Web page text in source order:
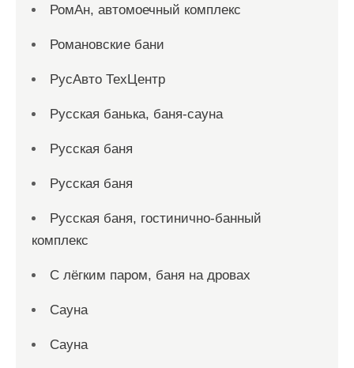
РомАн, автомоечный комплекс
Романовские бани
РусАвто ТехЦентр
Русская банька, баня-сауна
Русская баня
Русская баня
Русская баня, гостинично-банный
комплекс
С лёгким паром, баня на дровах
Сауна
Сауна